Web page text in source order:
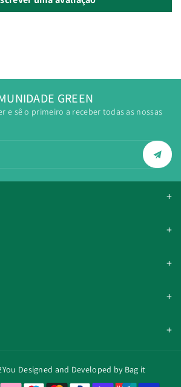
GREEN
e sê o primeiro a receber todas as nossas
Designed and Developed by Bag it